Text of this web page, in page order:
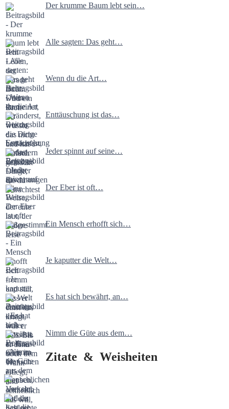
Der krumme Baum lebt sein…
Alle sagten: Das geht…
Wenn du die Art…
Enttäuschung ist das…
Jeder spinnt auf seine…
Der Eber ist oft…
Ein Mensch erhofft sich…
Je kaputter die Welt…
Es hat sich bewährt, an…
Nimm die Güte aus dem…
Zitate & Weisheiten